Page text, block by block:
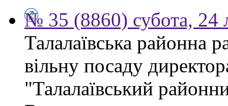
№ 35 (8860) субота, 24
Талалаївська районна
вільну посаду
"Талалаївський